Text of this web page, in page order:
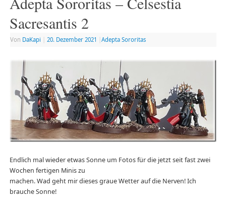
Sacresantis 2
Von DaKapi 20. Dezember 2021 Adepta Sororitas
Endlich mal wieder etwas Sonne um Fotos für die jetzt seit fast zwei
Wochen fertigen Minis zu
machen. Wad geht mir dieses graue Wetter auf die Nerven! Ich
brauche Sonne!